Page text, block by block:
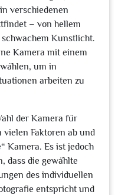
verschiedenen
– von hellem
Kunstlicht.
Kamera mit einem
um in
arbeiten zu
der Kamera für
Faktoren ab und
Kamera. Es ist jedoch
dass die gewählte
des individuellen
entspricht und